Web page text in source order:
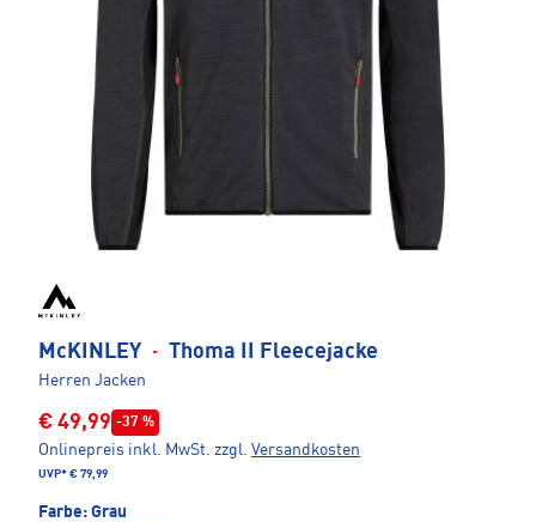
McKINLEY · Thoma II Fleecejacke
Herren Jacken
€ 49,99 -37 %
Onlinepreis inkl. MwSt. zzgl. Versandkosten
UVP* € 79,99
Farbe: Grau